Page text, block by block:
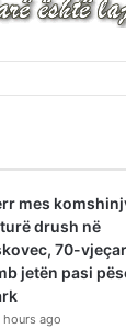
mes
drush në
70-
jetën pasi
hours ago